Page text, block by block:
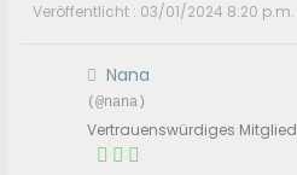
Veröffentlicht : 03/01/2024 8:20 p.m.
Nana
(@nana)
Vertrauenswürdiges Mitglied